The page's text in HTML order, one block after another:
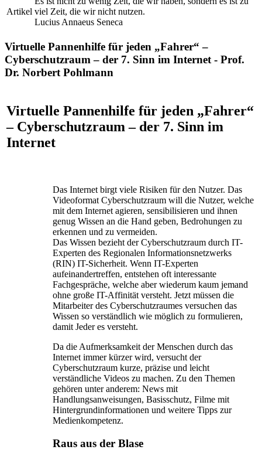
Artikel viel Zeit, die wir nicht nutzen.
Lucius Annaeus Seneca
Virtuelle Pannenhilfe für jeden „Fahrer“ –
Cyberschutzraum – der 7. Sinn im Internet - Prof.
Dr. Norbert Pohlmann
Virtuelle Pannenhilfe für jeden „Fahrer“
– Cyberschutzraum – der 7. Sinn im
Internet
Das Internet birgt viele Risiken für den Nutzer. Das
Videoformat Cyberschutzraum will die Nutzer, welche
mit dem Internet agieren, sensibilisieren und ihnen
genug Wissen an die Hand geben, Bedrohungen zu
erkennen und zu vermeiden.
Das Wissen bezieht der Cyberschutzraum durch IT-
Experten des Regionalen Informationsnetzwerks
(RIN) IT-Sicherheit. Wenn IT-Experten
aufeinandertreffen, entstehen oft interessante
Fachgespräche, welche aber wiederum kaum jemand
ohne große IT-Affinität versteht. Jetzt müssen die
Mitarbeiter des Cyberschutzraumes versuchen das
Wissen so verständlich wie möglich zu formulieren,
damit Jeder es versteht.
Da die Aufmerksamkeit der Menschen durch das
Internet immer kürzer wird, versucht der
Cyberschutzraum kurze, präzise und leicht
verständliche Videos zu machen. Zu den Themen
gehören unter anderem: News mit
Handlungsanweisungen, Basisschutz, Filme mit
Hintergrundinformationen und weitere Tipps zur
Medienkompetenz.
Raus aus der Blase